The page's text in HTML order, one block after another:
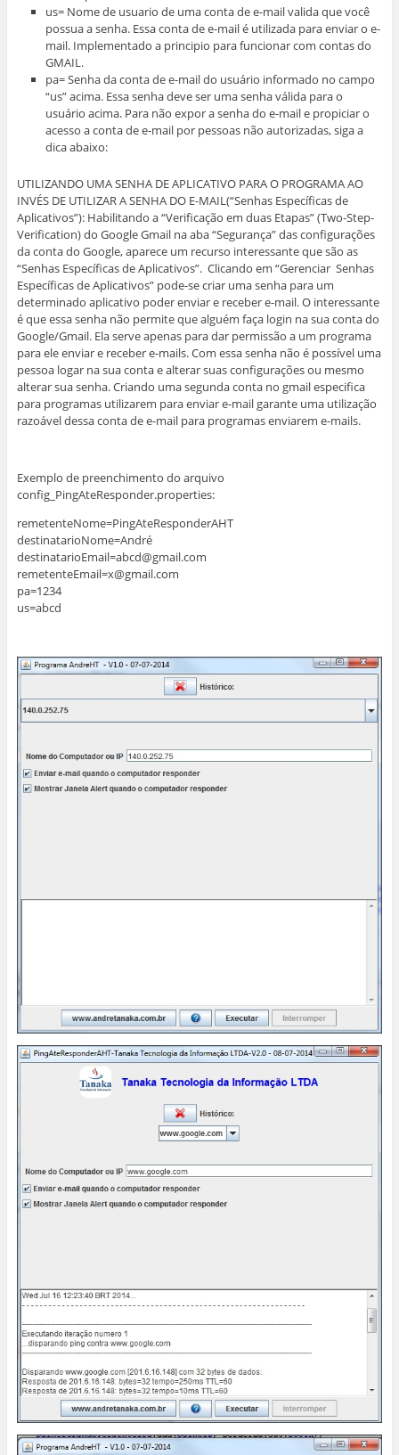
us= Nome de usuario de uma conta de e-mail valida que você
possua a senha. Essa conta de e-mail é utilizada para enviar o e-
mail. Implementado a principio para funcionar com contas do
GMAIL.
pa= Senha da conta de e-mail do usuário informado no campo
“us” acima. Essa senha deve ser uma senha válida para o
usuário acima. Para não expor a senha do e-mail e propiciar o
acesso a conta de e-mail por pessoas não autorizadas, siga a
dica abaixo:
UTILIZANDO UMA SENHA DE APLICATIVO PARA O PROGRAMA AO
INVÉS DE UTILIZAR A SENHA DO E-MAIL(“Senhas Específicas de
Aplicativos”): Habilitando a “Verificação em duas Etapas” (Two-Step-
Verification) do Google Gmail na aba “Segurança” das configurações
da conta do Google, aparece um recurso interessante que são as
“Senhas Específicas de Aplicativos”. Clicando em “Gerenciar Senhas
Específicas de Aplicativos” pode-se criar uma senha para um
determinado aplicativo poder enviar e receber e-mail. O interessante
é que essa senha não permite que alguém faça login na sua conta do
Google/Gmail. Ela serve apenas para dar permissão a um programa
para ele enviar e receber e-mails. Com essa senha não é possível uma
pessoa logar na sua conta e alterar suas configurações ou mesmo
alterar sua senha. Criando uma segunda conta no gmail especifica
para programas utilizarem para enviar e-mail garante uma utilização
razoável dessa conta de e-mail para programas enviarem e-mails.
Exemplo de preenchimento do arquivo
config_PingAteResponder.properties:
remetenteNome=PingAteResponderAHT
destinatarioNome=André
destinatarioEmail=abcd@gmail.com
remetenteEmail=x@gmail.com
pa=1234
us=abcd